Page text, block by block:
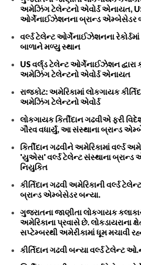
અમેઝિંગ ટેલેન્ટનો એવોર્ડ એનાયત,
ઓર્ગેનાઈઝેશનના બ્રાન્ડ એમ્બેસેડર
વર્લ્ડ ટેલેન્ટ ઓર્ગેનાઈઝેશનના રેકોર્ડમાં
બાળાને મળ્યુ સ્થાન
US વર્લ્‌ડ ટેલેન્ટ ઓર્ગેનાઈઝેશન દ્વારા
અમેઝિંગ ટેલેન્ટનો એવોર્ડ એનાયત
રાજકોટ: અમેરિકામાં લોકગાયક
અમેઝિંગ ટેલેન્ટનો એવોર્ડ
લોકગાયક કિર્તીદાન ગઢવીએ ફરી
ગૌરવ વધાર્યું, આ સંસ્થાના બ્રાન્ડ
કિર્તીદાન ગઢવીને અમેરિકામાં વર્લ્ડ
'યુએસ' વર્લ્ડ ટેલેન્ટ સંસ્થાના બ્રાન્ડ
નિયુકિત
કીર્તિદાન ગઢવી અમેરિકાની વર્લ્ડ
બ્રાન્ડ એમ્બેસેડર બન્યા.
ગુજરાતના જાણીતા લોકગાયક કલાકાર
અમેરિકાના પ્રવાસે છે. લોકડાયરાના
સપ્ટેમ્બરથી અમેરીકામાં ધૂમ મચાવી
કીર્તિદાન ગઢવી બન્યા વર્લ્ડ ટેલેન્ટ